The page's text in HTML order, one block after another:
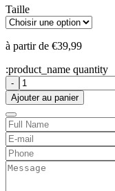
Taille
à partir de €39,99
:product_name quantity
-
Ajouter au panier